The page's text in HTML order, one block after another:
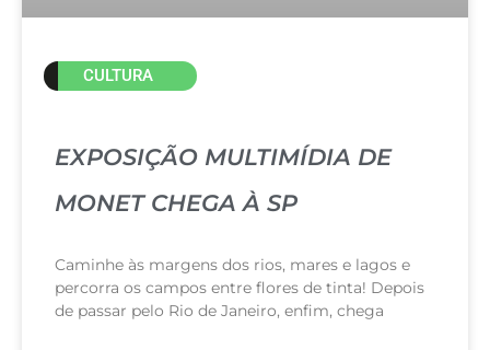
CULTURA
EXPOSIÇÃO MULTIMÍDIA DE
MONET CHEGA À SP
Caminhe às margens dos rios, mares e lagos e
percorra os campos entre flores de tinta! Depois
de passar pelo Rio de Janeiro, enfim, chega